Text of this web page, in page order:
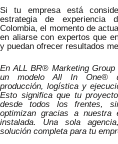
Si tu empresa está
estrategia de experiencia
Colombia, el momento de
en aliarse con expertos que
y puedan ofrecer resultados
En ALL BR® Marketing Group
un modelo All In One®
producción, logística y
Esto significa que tu
desde todos los frentes,
optimizan gracias a nuestra
instalada. Una sola
solución completa para tu